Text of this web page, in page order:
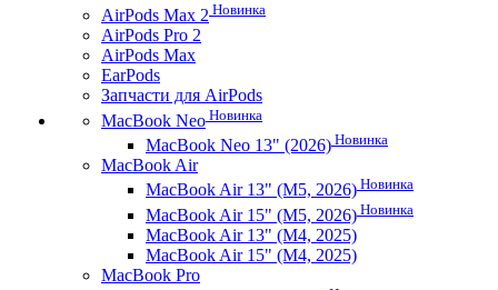
AirPods Max 2 Новинка
AirPods Pro 2
AirPods Max
EarPods
Запчасти для AirPods
MacBook Neo Новинка
MacBook Neo 13" (2026) Новинка
MacBook Air
MacBook Air 13" (M5, 2026) Новинка
MacBook Air 15" (M5, 2026) Новинка
MacBook Air 13" (M4, 2025)
MacBook Air 15" (M4, 2025)
MacBook Pro